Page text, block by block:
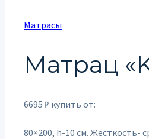
Матрасы
Матрац
6695 ₽ купить от:
80×200, h-10 см. Жесткость-